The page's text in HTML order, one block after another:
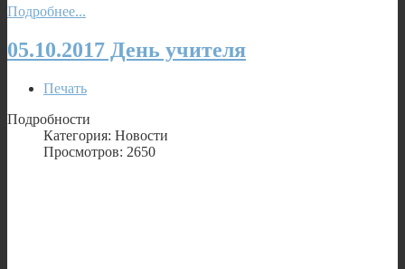
Подробнее...
05.10.2017 День учителя
Печать
Подробности
Категория: Новости
Просмотров: 2650